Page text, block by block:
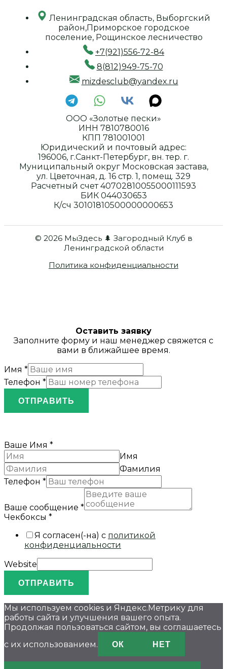
Ленинградская область, Выборгский
район,Приморское городское
поселение, Рощинское лесничество
+7(921)556-72-84
8(812)949-75-70
mizdesclub@yandex.ru
ООО «Золотые пески»
ИНН 7810780016
КПП 781001001
Юридический и почтовый адрес:
196006, г.Санкт-Петербург, вн. тер. г.
Муниципальный округ Московская застава,
ул. Цветочная, д. 16 стр. 1, помещ. 329
Расчетный счет 40702810055000111593
БИК 044030653
К/сч 30101810500000000653
© 2026 МыЗдесь 🌲 Загородный Клуб в
Ленинградской области
Политика конфиденциальности
Оставить заявку
Заполните форму и наш менеджер свяжется с
вами в ближайшее время.
Имя *
Телефон *
ОТПРАВИТЬ
Ваше Имя *
Имя
Фамилия
Телефон *
Ваше сообщение *
Чекбоксы *
Я согласен(-на) с политикой
конфиденциальности
Website
ОТПРАВИТЬ
Мы используем cookies и Яндекс.Метрику для
работы сайта и улучшения вашего опыта.
Продолжая пользоваться сайтом, вы соглашаетесь
с их использованием.
ОК НЕТ